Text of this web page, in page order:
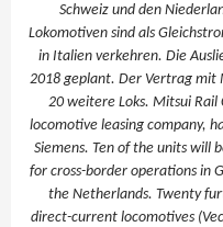
Schweiz und den
Lokomotiven sind als
in Italien verkehren. Die
2018 geplant. Der Vertrag mit
20 weitere Loks. Mitsui Rail
locomotive leasing company,
Siemens. Ten of the units will
for cross-border operations in
the Netherlands. Twenty
direct-current locomotives